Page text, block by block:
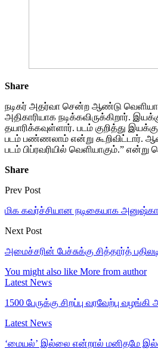
Share
நடிகர் அதர்வா சென்ற ஆண்டு
அதிகாரியாக நடிக்கவிருக்கிறார்.
தயாரிக்கவுள்ளார். படம் குறித்து
படம் பண்ணலாம் என்று கூறிவிட்டார்.
படம் பிப்ரவரியில் வெளியாகும்.” என்று
Share
Prev Post
மிக கவர்ச்சியான நடிகையாக அனுஷ்கா
Next Post
அமைச்சரின் பேச்சுக்கு சித்தார்த் பதிலடி
You might also like More from author
Latest News
1500 பேருக்கு சிறப்பு வரவேற்பு
Latest News
‘மையல்’ இல்லை என்றால் மனிதமே